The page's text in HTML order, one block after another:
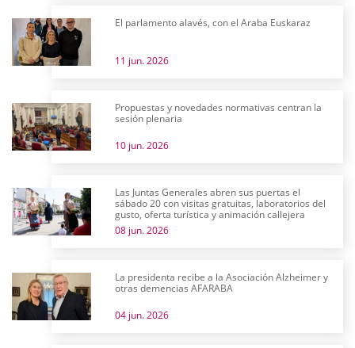
El parlamento alavés, con el Araba Euskaraz
11 jun. 2026
Propuestas y novedades normativas centran la
sesión plenaria
10 jun. 2026
Las Juntas Generales abren sus puertas el
sábado 20 con visitas gratuitas, laboratorios del
gusto, oferta turística y animación callejera
08 jun. 2026
La presidenta recibe a la Asociación Alzheimer y
otras demencias AFARABA
04 jun. 2026